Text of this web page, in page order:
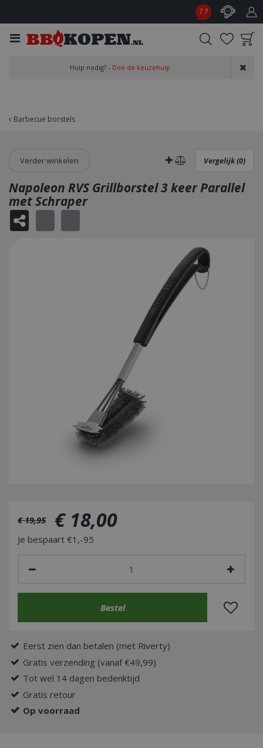
Barbecue borstels
7.7
aan wensenlijst
Hulp nodig? - Doe de keuzehulp
Verder winkelen Vergelijk (0)
Napoleon RVS Grillborstel 3 keer Parallel
met Schraper
€ 19,95 € 18,00
Je bespaart €1,-95
Eerst zien dan betalen (met Riverty)
Gratis verzending (vanaf €49,99)
Tot wel 14 dagen bedenktijd
Gratis retour
Op voorraad